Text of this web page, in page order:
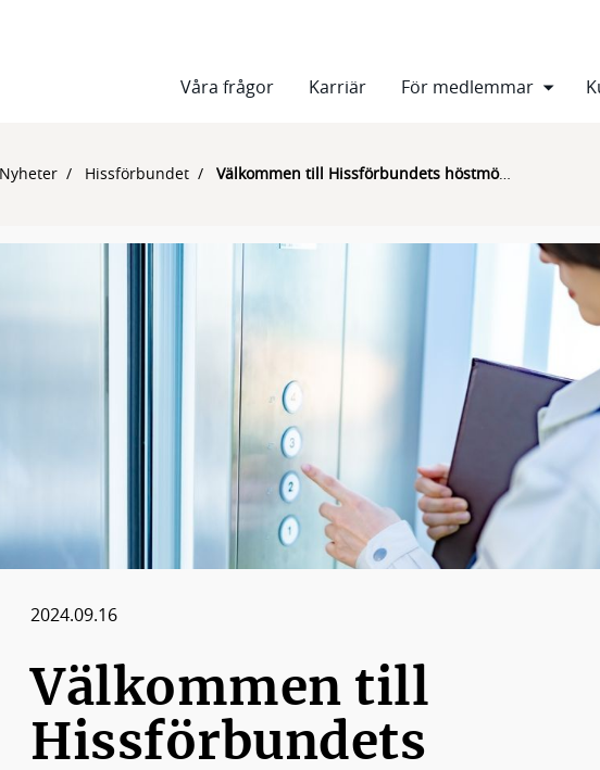
Våra frågor Karriär För medlemmar
Nyheter Hissförbundet Välkommen till Hissförbundets höstmöte 2024
2024.09.16
Välkommen till
Hissförbundets